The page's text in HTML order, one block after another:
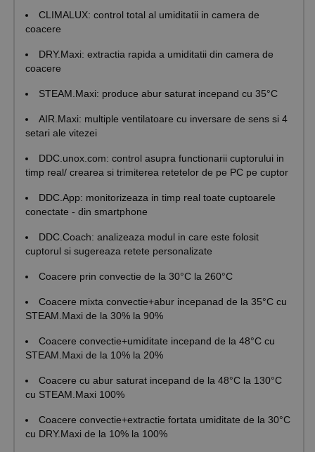
CLIMALUX: control total al umiditatii in camera de
coacere
DRY.Maxi: extractia rapida a umiditatii din camera de
coacere
STEAM.Maxi: produce abur saturat incepand cu 35°C
AIR.Maxi: multiple ventilatoare cu inversare de sens si 4
setari ale vitezei
DDC.unox.com: control asupra functionarii cuptorului in
timp real/ crearea si trimiterea retetelor de pe PC pe cuptor
DDC.App: monitorizeaza in timp real toate cuptoarele
conectate - din smartphone
DDC.Coach: analizeaza modul in care este folosit
cuptorul si sugereaza retete personalizate
Coacere prin convectie de la 30°C la 260°C
Coacere mixta convectie+abur incepanad de la 35°C cu
STEAM.Maxi de la 30% la 90%
Coacere convectie+umiditate incepand de la 48°C cu
STEAM.Maxi de la 10% la 20%
Coacere cu abur saturat incepand de la 48°C la 130°C
cu STEAM.Maxi 100%
Coacere convectie+extractie fortata umiditate de la 30°C
cu DRY.Maxi de la 10% la 100%